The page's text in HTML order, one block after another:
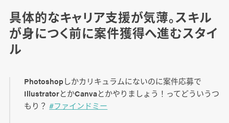
具体的なキャリア支援が気薄。スキル
が身につく前に案件獲得へ進むスタイ
ル
Photoshopしかカリキュラムにないのに案件応募で
IllustratorとかCanvaとかやりましょう！ってどういうつ
もり？#ファインドミー